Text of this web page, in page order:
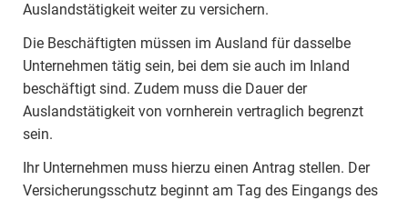
Auslandstätigkeit weiter zu versichern.
Die Beschäftigten müssen im Ausland für dasselbe
Unternehmen tätig sein, bei dem sie auch im Inland
beschäftigt sind. Zudem muss die Dauer der
Auslandstätigkeit von vornherein vertraglich begrenzt
sein.
Ihr Unternehmen muss hierzu einen Antrag stellen. Der
Versicherungsschutz beginnt am Tag des Eingangs des